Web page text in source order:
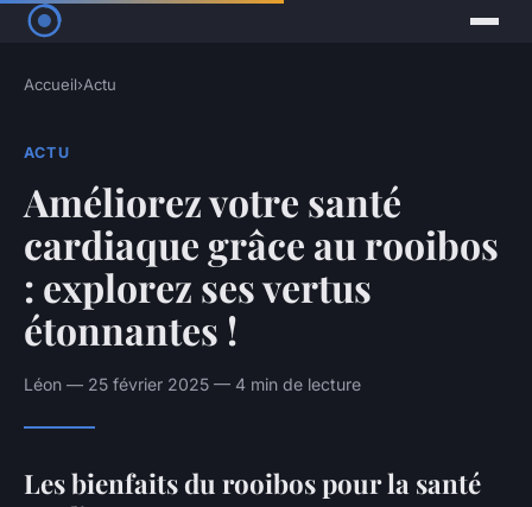
Accueil›Actu
ACTU
Améliorez votre santé
cardiaque grâce au rooibos
: explorez ses vertus
étonnantes !
Léon — 25 février 2025 — 4 min de lecture
Les bienfaits du rooibos pour la santé